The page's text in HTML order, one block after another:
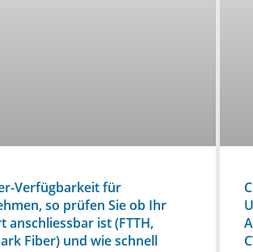
Verfügbarkeit für
so prüfen Sie ob Ihr
anschliessbar ist (FTTH,
Fiber) und wie schnell